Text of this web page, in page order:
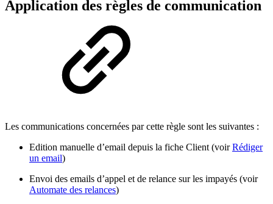
Application des règles de communication
Les communications concernées par cette règle sont les suivantes :
Edition manuelle d’email depuis la fiche Client (voirRédiger
un email)
Envoi des emails d’appel et de relance sur les impayés (voir
Automate des relances)